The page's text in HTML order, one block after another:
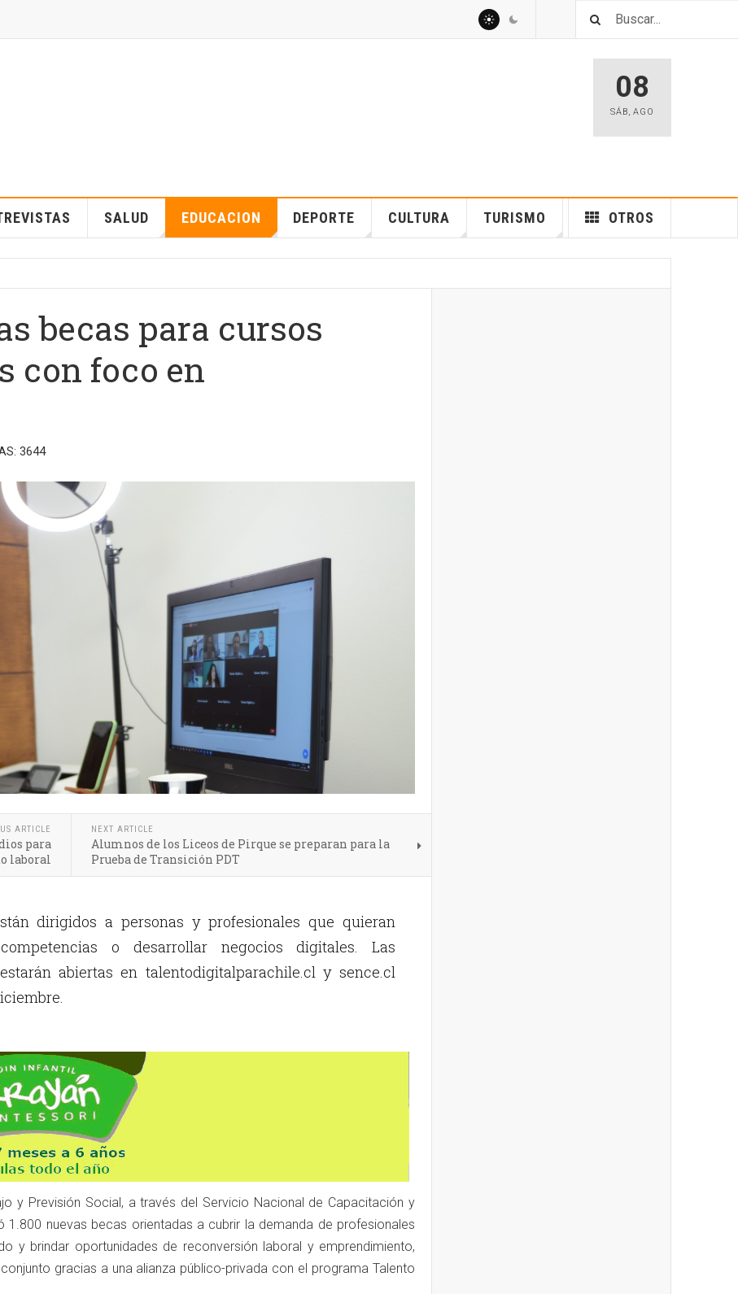
08
SÁB, AGO
SALUD EDUCACION DEPORTE CULTURA TURISMO OTROS
becas para cursos
con foco en
3644
ARTICLE
para
laboral
NEXT ARTICLE
Alumnos de los Liceos de Pirque se preparan para la
Prueba de Transición PDT
dirigidos a personas y profesionales que quieran
o desarrollar negocios digitales. Las
abiertas en talentodigitalparachile.cl y sence.cl
y Previsión Social, a través del Servicio Nacional de Capacitación y
1.800 nuevas becas orientadas a cubrir la demanda de profesionales
y brindar oportunidades de reconversión laboral y emprendimiento,
gracias a una alianza público-privada con el programa Talento